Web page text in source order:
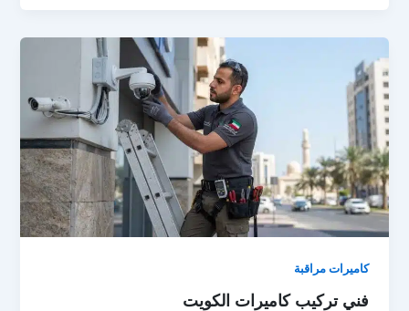
كاميرات مراقبة
فني تركيب كاميرات الكويت